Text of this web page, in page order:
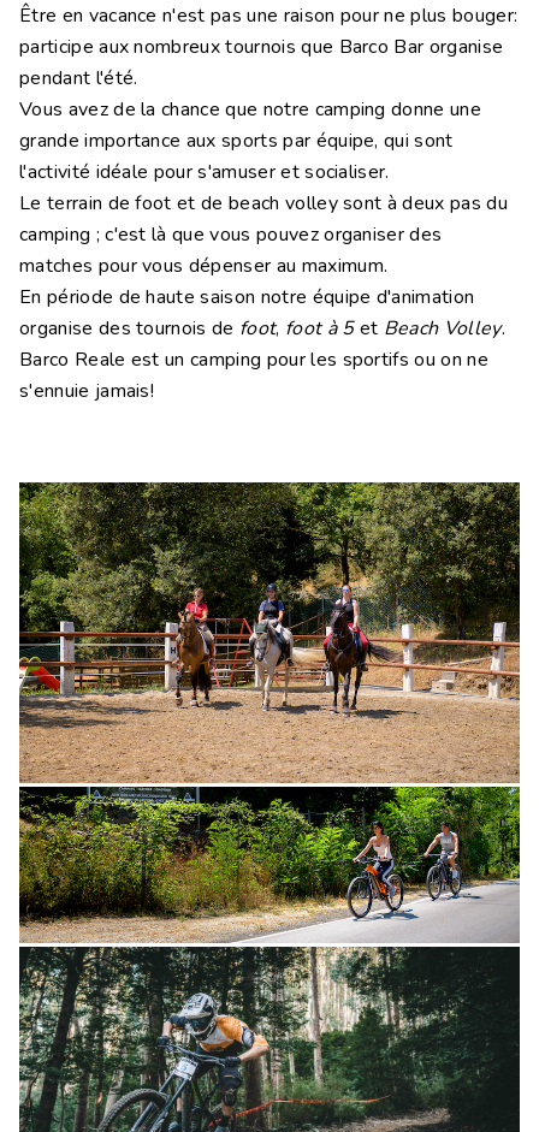
IT EN NL DE
Être en vacance n'est pas une raison pour ne plus bouger:
participe aux nombreux tournois que Barco Bar organise
pendant l'été.
Vous avez de la chance que notre camping donne une
grande importance aux sports par équipe, qui sont
l'activité idéale pour s'amuser et socialiser.
Le terrain de foot et de beach volley sont à deux pas du
camping ; c'est là que vous pouvez organiser des
matches pour vous dépenser au maximum.
En période de haute saison notre équipe d'animation
organise des tournois de foot, foot à 5et Beach Volley.
Barco Reale est un camping pour les sportifs ou on ne
s'ennuie jamais!